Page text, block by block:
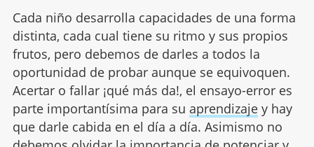
Cada niño desarrolla capacidades de una forma
distinta, cada cual tiene su ritmo y sus propios
frutos, pero debemos de darles a todos la
oportunidad de probar aunque se equivoquen.
Acertar o fallar ¡qué más da!, el ensayo-error es
parte importantísima para su aprendizajey hay
que darle cabida en el día a día. Asimismo no